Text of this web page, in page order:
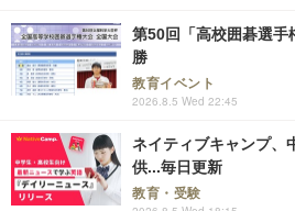
第50回「高校囲碁選手
勝
教育イベント
2026.8.5 Wed 22:45
ネイティブキャンプ、
供...毎日更新
教育・受験